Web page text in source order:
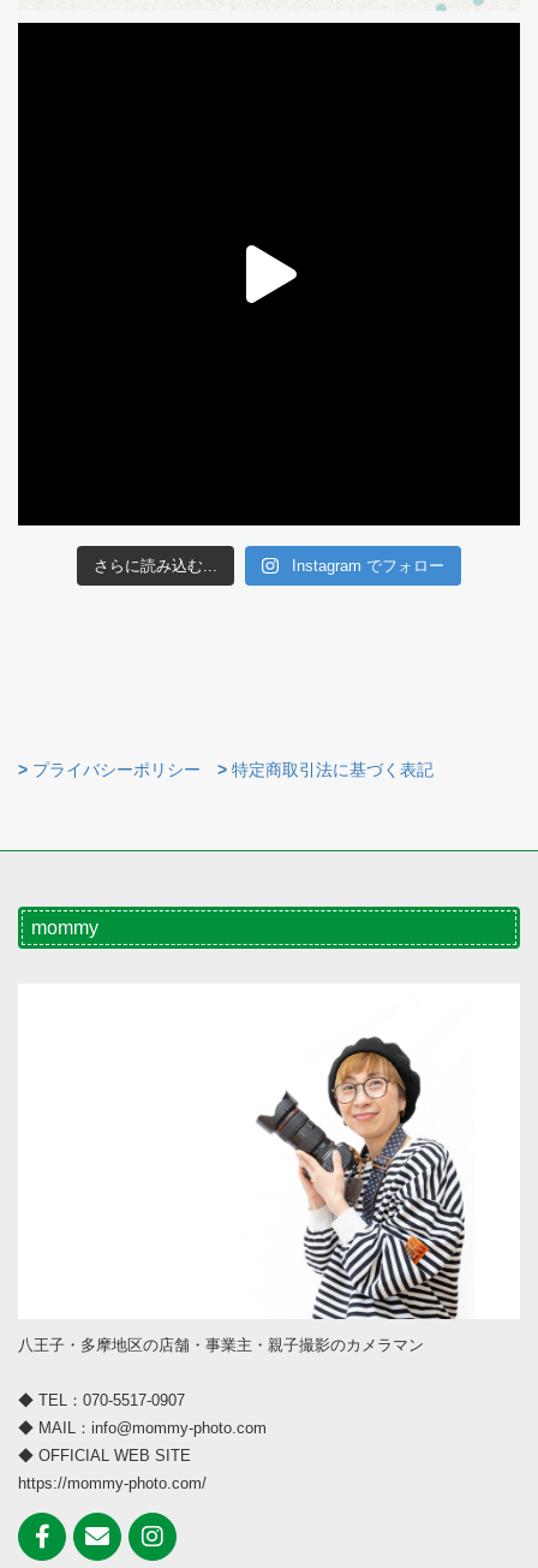
さらに読み込む... Instagram でフォロー
> プライバシーポリシー > 特定商取引法に基づく表記
mommy
八王子・多摩地区の店舗・事業主・親子撮影のカメラマン
◆ TEL：070-5517-0907
◆ MAIL：info@mommy-photo.com
◆ OFFICIAL WEB SITE
https://mommy-photo.com/